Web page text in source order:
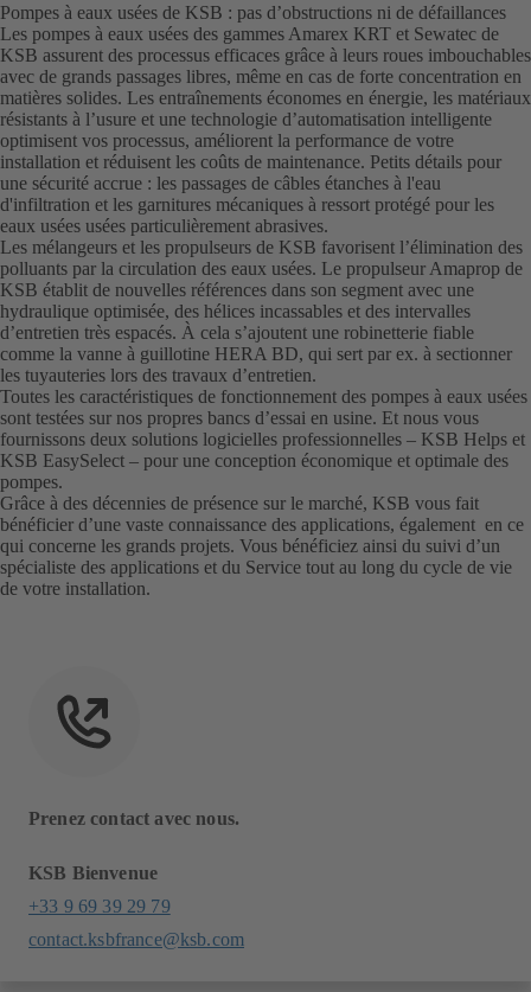
Pompes à eaux usées de KSB : pas d’obstructions ni de défaillances
Les pompes à eaux usées des gammes Amarex KRT et Sewatec de
KSB assurent des processus efficaces grâce à leurs roues imbouchables
avec de grands passages libres, même en cas de forte concentration en
matières solides. Les entraînements économes en énergie, les matériaux
résistants à l’usure et une technologie d’automatisation intelligente
optimisent vos processus, améliorent la performance de votre
installation et réduisent les coûts de maintenance. Petits détails pour
une sécurité accrue : les passages de câbles étanches à l'eau
d'infiltration et les garnitures mécaniques à ressort protégé pour les
eaux usées usées particulièrement abrasives.
Les mélangeurs et les propulseurs de KSB favorisent l’élimination des
polluants par la circulation des eaux usées. Le propulseur Amaprop de
KSB établit de nouvelles références dans son segment avec une
hydraulique optimisée, des hélices incassables et des intervalles
d’entretien très espacés. À cela s’ajoutent une robinetterie fiable
comme la vanne à guillotine HERA BD, qui sert par ex. à sectionner
les tuyauteries lors des travaux d’entretien.
Toutes les caractéristiques de fonctionnement des pompes à eaux usées
sont testées sur nos propres bancs d’essai en usine. Et nous vous
fournissons deux solutions logicielles professionnelles – KSB Helps et
KSB EasySelect – pour une conception économique et optimale des
pompes.
Grâce à des décennies de présence sur le marché, KSB vous fait
bénéficier d’une vaste connaissance des applications, également en ce
qui concerne les grands projets. Vous bénéficiez ainsi du suivi d’un
spécialiste des applications et du Service tout au long du cycle de vie
de votre installation.
Prenez contact avec nous.
KSB Bienvenue
+33 9 69 39 29 79
contact.ksbfrance@ksb.com